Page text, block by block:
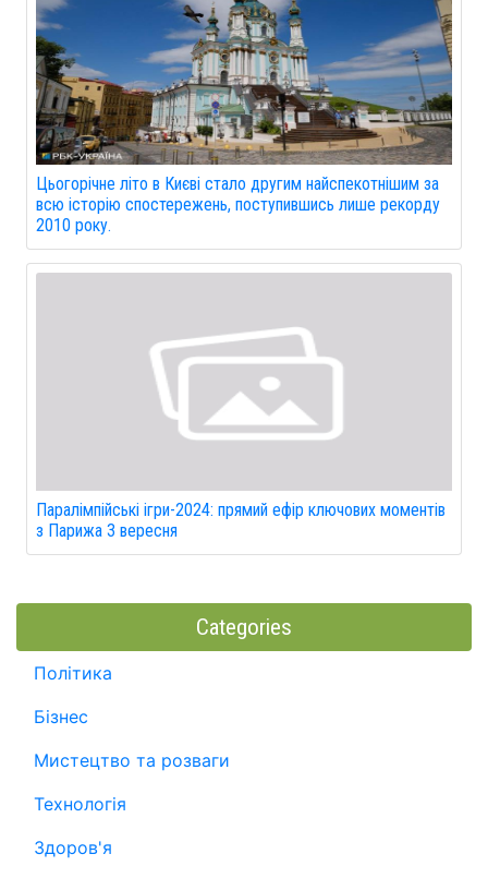
Цьогорічне літо в Києві стало другим найспекотнішим за
всю історію спостережень, поступившись лише рекорду
2010 року.
Паралімпійські ігри-2024: прямий ефір ключових моментів
з Парижа 3 вересня
Categories
Політика
Бізнес
Мистецтво та розваги
Технологія
Здоров'я